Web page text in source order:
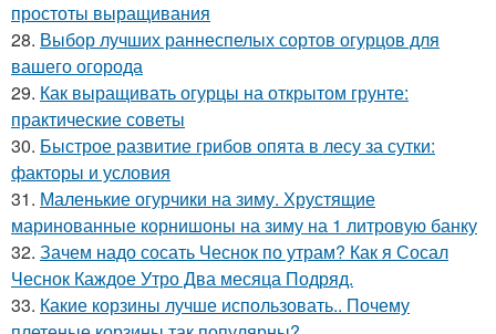
простоты выращивания
28. Выбор лучших раннеспелых сортов огурцов для
вашего огорода
29. Как выращивать огурцы на открытом грунте:
практические советы
30. Быстрое развитие грибов опята в лесу за сутки:
факторы и условия
31. Маленькие огурчики на зиму. Хрустящие
маринованные корнишоны на зиму на 1 литровую банку
32. Зачем надо сосать Чеснок по утрам? Как я Сосал
Чеснок Каждое Утро Два месяца Подряд.
33. Какие корзины лучше использовать.. Почему